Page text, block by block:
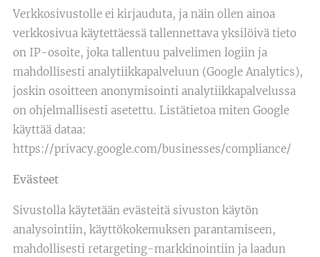
Verkkosivustolle ei kirjauduta, ja näin ollen ainoa
verkkosivua käytettäessä tallennettava yksilöivä tieto
on IP-osoite, joka tallentuu palvelimen logiin ja
mahdollisesti analytiikkapalveluun (Google Analytics),
joskin osoitteen anonymisointi analytiikkapalvelussa
on ohjelmallisesti asetettu. Listätietoa miten Google
käyttää dataa:
https://privacy.google.com/businesses/compliance/
Evästeet
Sivustolla käytetään evästeitä sivuston käytön
analysointiin, käyttökokemuksen parantamiseen,
mahdollisesti retargeting-markkinointiin ja laadun